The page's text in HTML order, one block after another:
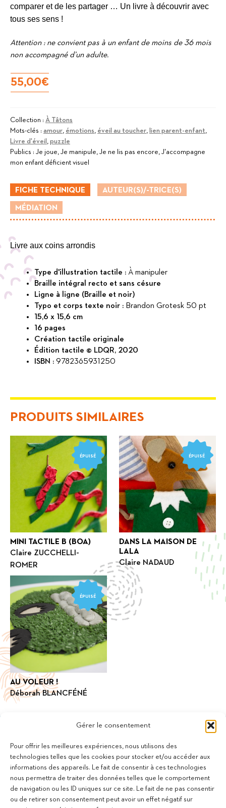
Gérer le consentement
Pour offrir les meilleures expériences, nous utilisons des
technologies telles que les cookies pour stocker et/ou accéder aux
informations des appareils. Le fait de consentir à ces technologies
nous permettra de traiter des données telles que le comportement
de navigation ou les ID uniques sur ce site. Le fait de ne pas consentir
ou de retirer son consentement peut avoir un effet négatif sur
comparer et de les partager … Un livre à découvrir avec
tous ses sens !
Attention : ne convient pas à un enfant de moins de 36 mois
non accompagné d’un adulte.
55,00€
Collection : À Tâtons
Mots-clés : amour, émotions, éveil au toucher, lien parent-enfant,
Livre d'éveil , puzzle
Publics : Je joue, Je manipule, Je ne lis pas encore, J'accompagne
mon enfant déficient visuel
FICHE TECHNIQUE AUTEUR(S)/-TRICE(S)
MÉDIATION
Livre aux coins arrondis
Type d'illustration tactile : À manipuler
Braille intégral recto et sans césure
Ligne à ligne (Braille et noir)
Typo et corps texte noir : Brandon Grotesk 50 pt
15,6 x 15,6 cm
16 pages
Création tactile originale
Édition tactile © LDQR, 2020
ISBN : 9782365931250
PRODUITS SIMILAIRES
MINI TACTILE B (BOA)
Claire ZUCCHELLI-
ROMER
ÉPUISÉ
DANS LA MAISON DE
LALA
Claire NADAUD
ÉPUISÉ
AU VOLEUR !
Déborah BLANCFÉNÉ
ÉPUISÉ
11 bis Rue des Novalles
21240 Talant - France
+33 (0)3 80 59 22 88
Membre de la Fédération des Aveugles de France